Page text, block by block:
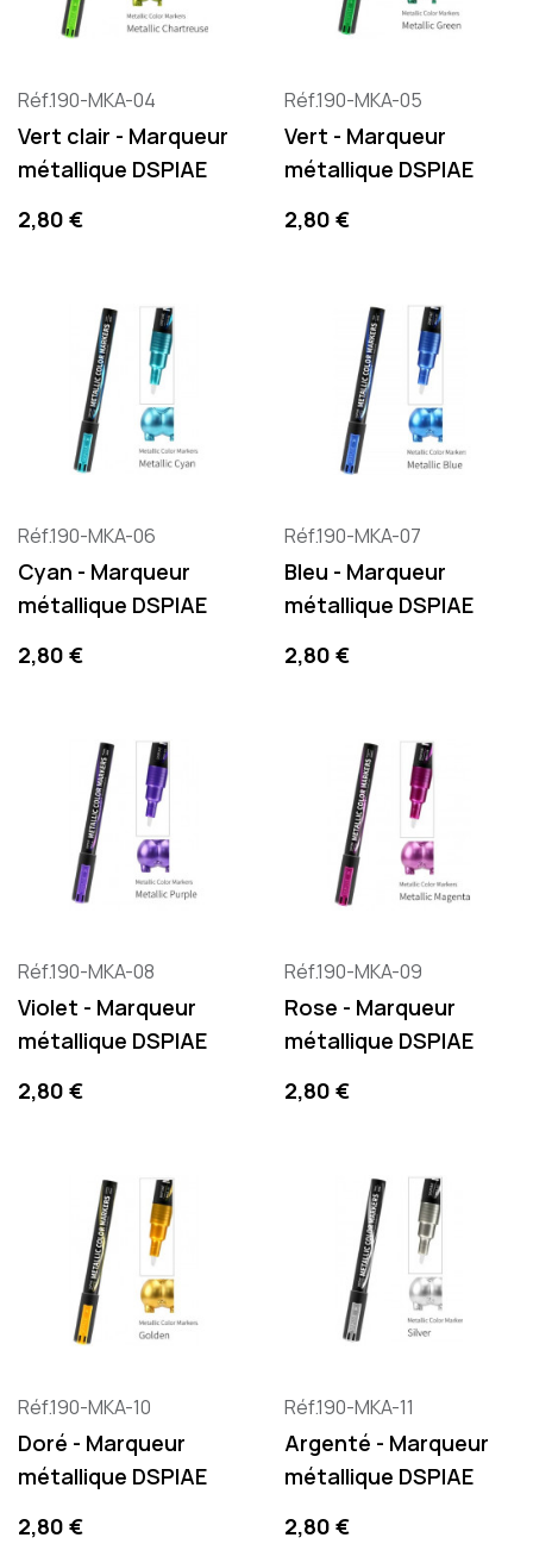
Réf.190-MKA-04
Vert clair - Marqueur
métallique DSPIAE
Precio
2,80 €
Réf.190-MKA-05
Vert - Marqueur
métallique DSPIAE
Precio
2,80 €
Réf.190-MKA-06
Cyan - Marqueur
métallique DSPIAE
Precio
2,80 €
Réf.190-MKA-07
Bleu - Marqueur
métallique DSPIAE
Precio
2,80 €
Réf.190-MKA-08
Violet - Marqueur
métallique DSPIAE
Precio
2,80 €
Réf.190-MKA-09
Rose - Marqueur
métallique DSPIAE
Precio
2,80 €
Réf.190-MKA-10
Doré - Marqueur
métallique DSPIAE
Precio
2,80 €
Réf.190-MKA-11
Argenté - Marqueur
métallique DSPIAE
Precio
2,80 €